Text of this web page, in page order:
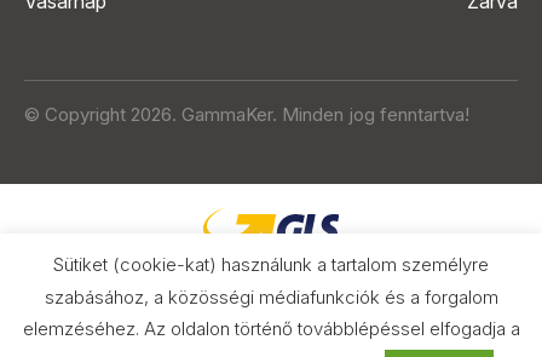
© Copyright 2026. GammaKer. Minden jog fenntartva!
Árak és paraméterek összehasonlítása
Sütiket (cookie-kat) használunk a tartalom személyre
szabásához, a közösségi médiafunkciók és a forgalom
elemzéséhez. Az oldalon történő továbblépéssel elfogadja a